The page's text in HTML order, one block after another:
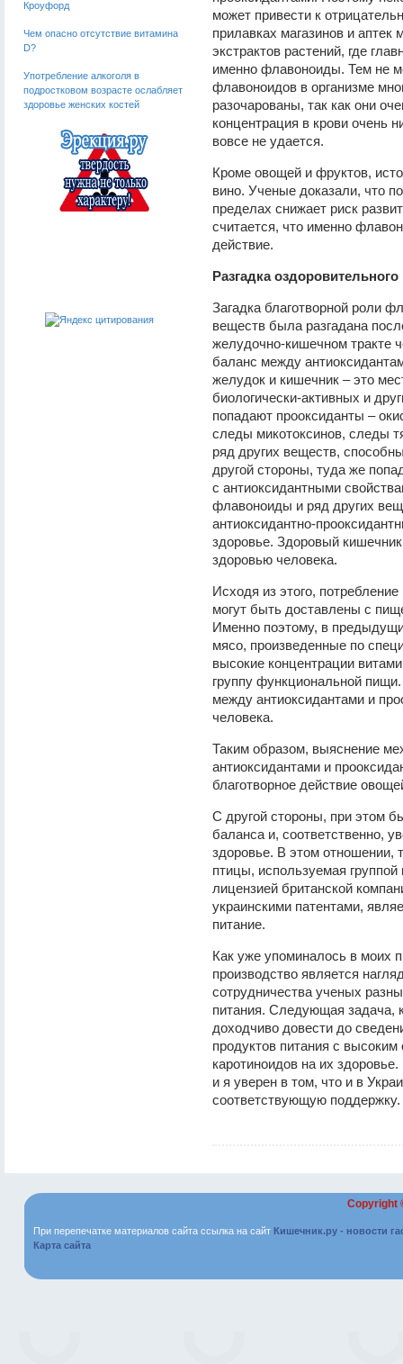
Кроуфорд
Чем опасно отсутствие витамина
D?
Употребление алкоголя в
подростковом возрасте ослабляет
здоровье женских костей
может привести к
прилавках магазинов и
экстрактов растений, где
именно флавоноиды. Тем не
флавоноидов в организме
разочарованы, так как они
концентрация в крови очень
вовсе не удается.
Кроме овощей и фруктов,
вино. Ученые доказали, что
пределах снижает риск
считается, что именно
действие.
Разгадка
Загадка благотворной роли
веществ была разгадана
желудочно-кишечном тракте
баланс между
желудок и кишечник – это
биологически-активных и
попадают прооксиданты –
следы микотоксинов, следы
ряд других веществ,
другой стороны, туда же
с антиоксидантными
флавоноиды и ряд других
антиоксидантно-
здоровье. Здоровый
здоровью человека.
Исходя из этого,
могут быть доставлены с
Именно поэтому, в
мясо, произведенные по
высокие концентрации
группу функциональной
между антиоксидантами и
человека.
Таким образом, выяснение
антиоксидантами и
благотворное действие
С другой стороны, при этом
баланса и, соответственно,
здоровье. В этом отношении,
птицы, используемая группой
лицензией британской
украинскими патентами,
питание.
Как уже упоминалось в моих
производство является
сотрудничества ученых
питания. Следующая задача,
доходчиво довести до
продуктов питания с
каротиноидов на их
и я уверен в том, что и в
соответствующую поддержку.
Copyright
При перепечатке материалов сайта ссылка на сайт Кишечник.ру - новости
Карта сайта